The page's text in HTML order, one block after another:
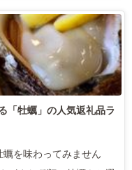
「牡蠣」の人気返礼品ラ
を味わってみません